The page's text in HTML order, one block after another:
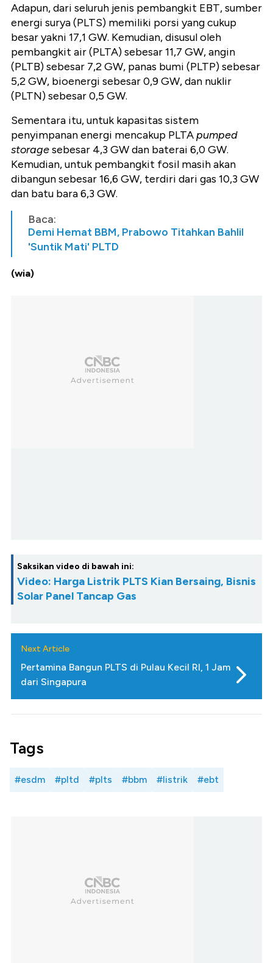
Adapun, dari seluruh jenis pembangkit EBT, sumber
energi surya (PLTS) memiliki porsi yang cukup
besar yakni 17,1 GW. Kemudian, disusul oleh
pembangkit air (PLTA) sebesar 11,7 GW, angin
(PLTB) sebesar 7,2 GW, panas bumi (PLTP) sebesar
5,2 GW, bioenergi sebesar 0,9 GW, dan nuklir
(PLTN) sebesar 0,5 GW.
Sementara itu, untuk kapasitas sistem
penyimpanan energi mencakup PLTApumped
storagesebesar 4,3 GW dan baterai 6,0 GW.
Kemudian, untuk pembangkit fosil masih akan
dibangun sebesar 16,6 GW, terdiri dari gas 10,3 GW
dan batu bara 6,3 GW.
Baca:
Demi Hemat BBM, Prabowo Titahkan Bahlil
'Suntik Mati' PLTD
(wia)
Saksikan video di bawah ini:
Video: Harga Listrik PLTS Kian Bersaing, Bisnis
Solar Panel Tancap Gas
Next Article
Pertamina Bangun PLTS di Pulau Kecil RI, 1 Jam
dari Singapura
Tags
#esdm #pltd #plts #bbm #listrik #ebt